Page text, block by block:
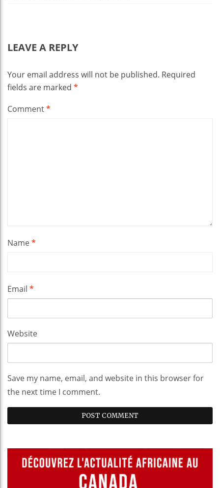
LEAVE A REPLY
Your email address will not be published. Required
fields are marked *
Comment*
Name*
Email *
Website
Save my name, email, and website in this browser for
the next time I comment.